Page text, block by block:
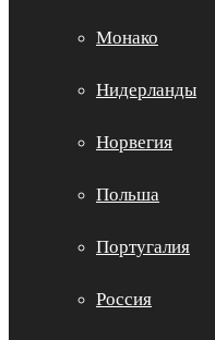
Монако
Нидерланды
Норвегия
Польша
Португалия
Россия